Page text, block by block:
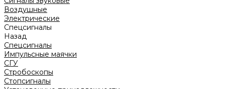
Воздушные
Электрические
Спецсигналы
Назад
Спецсигналы
Импульсные маячки
СГУ
Стробоскопы
Стопсигналы